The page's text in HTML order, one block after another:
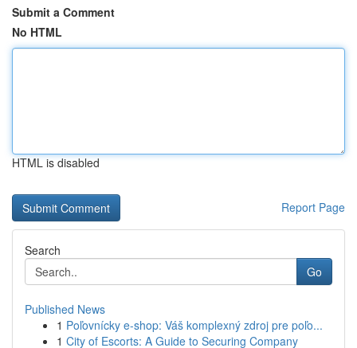
Submit a Comment
No HTML
HTML is disabled
Report Page
Search
Go
Published News
1 Poľovnícky e-shop: Váš komplexný zdroj pre poľo...
1 City of Escorts: A Guide to Securing Company